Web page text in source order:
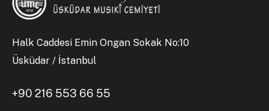
Halk Caddesi Emin Ongan Sokak No:10
Üsküdar / İstanbul
+90 216 553 66 55